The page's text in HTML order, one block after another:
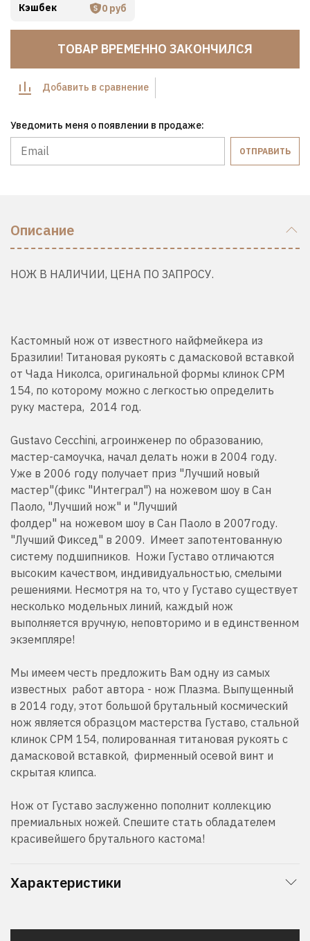
Кэшбек 0 руб
ТОВАР ВРЕМЕННО ЗАКОНЧИЛСЯ
Добавить в сравнение
Уведомить меня о появлении в продаже:
ОТПРАВИТЬ
Описание
НОЖ В НАЛИЧИИ, ЦЕНА ПО ЗАПРОСУ.
Кастомный нож от известного найфмейкера из
Бразилии! Титановая рукоять с дамасковой вставкой
от Чада Николса, оригинальной формы клинок CPM
154, по которому можно с легкостью определить
руку мастера, 2014 год.
Gustavo Cecchini, агроинженер по образованию,
мастер-самоучка, начал делать ножи в 2004 году.
Уже в 2006 году получает приз "Лучший новый
мастер"(фикс "Интеграл") на ножевом шоу в Сан
Паоло, "Лучший нож" и "Лучший
фолдер" на ножевом шоу в Сан Паоло в 2007году.
"Лучший Фиксед" в 2009. Имеет запотентованную
систему подшипников. Ножи Густаво отличаются
высоким качеством, индивидуальностью, смелыми
решениями. Несмотря на то, что у Густаво существует
несколько модельных линий, каждый нож
выполняется вручную, неповторимо и в единственном
экземпляре!
Мы имеем честь предложить Вам одну из самых
известных работ автора - нож Плазма. Выпущенный
в 2014 году, этот большой брутальный космический
нож является образцом мастерства Густаво, стальной
клинок CPM 154, полированная титановая рукоять с
дамасковой вставкой, фирменный осевой винт и
скрытая клипса.
Нож от Густаво заслуженно пополнит коллекцию
премиальных ножей. Спешите стать обладателем
красивейшего брутального кастома!
Характеристики